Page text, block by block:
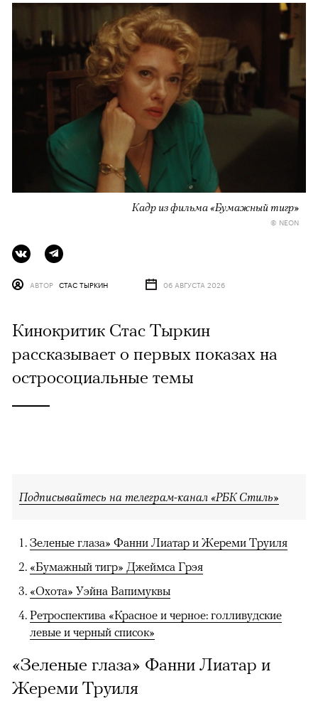
Кадр из фильма «Бумажный тигр»
© NEON
АВТОР СТАС ТЫРКИН 06 АВГУСТА 2026
Кинокритик Стас Тыркин
рассказывает о первых показах на
остросоциальные темы
Подписывайтесь на телеграм-канал «РБК Стиль»
Зеленые глаза» Фанни Лиатар и Жереми Труиля
«Бумажный тигр» Джеймса Грэя
«Охота» Уэйна Вапимуквы
Ретроспектива «Красное и черное: голливудские
левые и черный список»
«Зеленые глаза» Фанни Лиатар и
Жереми Труиля